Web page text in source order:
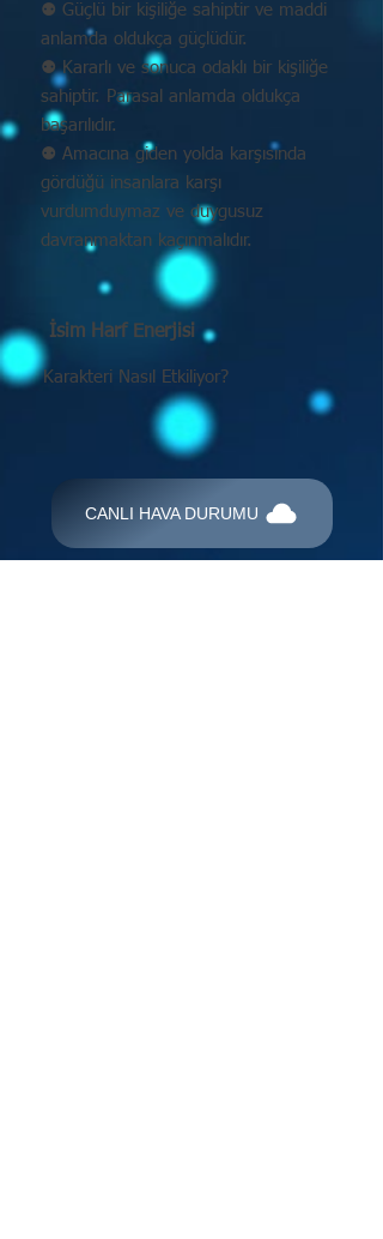
⚉ Güçlü bir kişiliğe sahiptir ve maddi
anlamda oldukça güçlüdür.
⚉ Kararlı ve sonuca odaklı bir kişiliğe
sahiptir. Parasal anlamda oldukça
başarılıdır.
⚉ Amacına giden yolda karşısında
gördüğü insanlara karşı
vurdumduymaz ve duygusuz
davranmaktan kaçınmalıdır.
İsim Harf Enerjisi
Karakteri Nasıl Etkiliyor?
CANLI HAVA DURUMU